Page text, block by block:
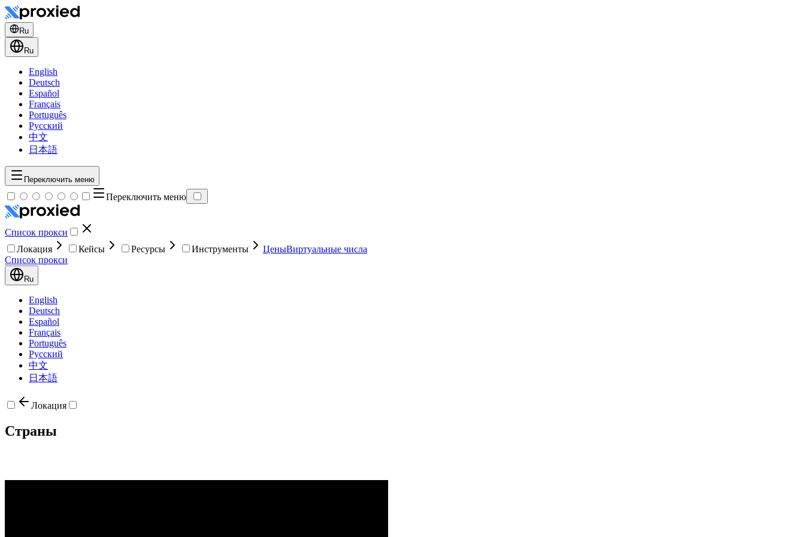
Ru
Ru
English
Deutsch
Español
Français
Português
Русский
中文
日本語
Переключить меню
Переключить меню
Список прокси
Локация
Кейсы Ресурсы Инструменты ЦеныВиртуальные числа
Список прокси
Ru
English
Deutsch
Español
Français
Português
Русский
中文
日本語
Локация
Страны